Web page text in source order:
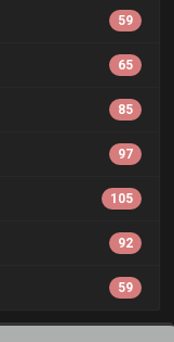
59
65
85
97
105
92
59